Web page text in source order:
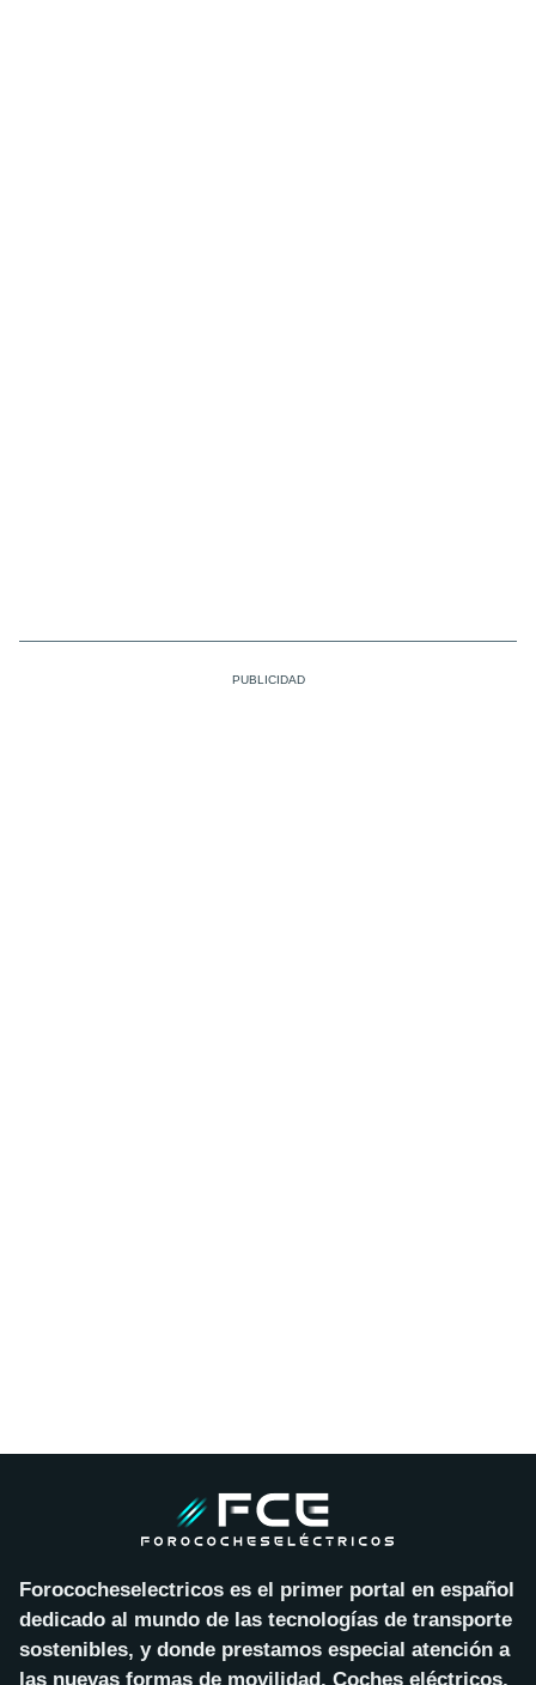
Forococheselectricos es el primer portal en español
dedicado al mundo de las tecnologías de transporte
sostenibles, y donde prestamos especial atención a
las nuevas formas de movilidad. Coches eléctricos,